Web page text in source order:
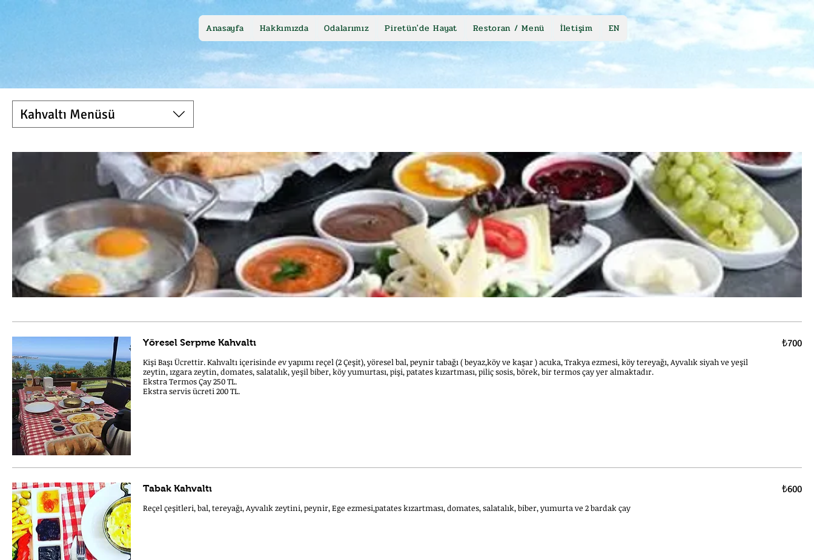
Anasayfa Hakkımızda Odalarımız Piretün'de Hayat Restoran / Menü İletişim EN
Kahvaltı Menüsü
Yöresel Serpme Kahvaltı
Kişi Başı Ücrettir. Kahvaltı içerisinde ev yapımı reçel (2 Çeşit), yöresel bal, peynir tabağı ( beyaz,köy ve kaşar ) acuka, Trakya ezmesi, köy tereyağı, Ayvalık siyah ve yeşil
zeytin, ızgara zeytin, domates, salatalık, yeşil biber, köy yumurtası, pişi, patates kızartması, piliç sosis, börek, bir termos çay yer almaktadır.
Ekstra Termos Çay 250 TL.
Ekstra servis ücreti 200 TL.
₺700
Tabak Kahvaltı
Reçel çeşitleri, bal, tereyağı, Ayvalık zeytini, peynir, Ege ezmesi,patates kızartması, domates, salatalık, biber, yumurta ve 2 bardak çay
₺600